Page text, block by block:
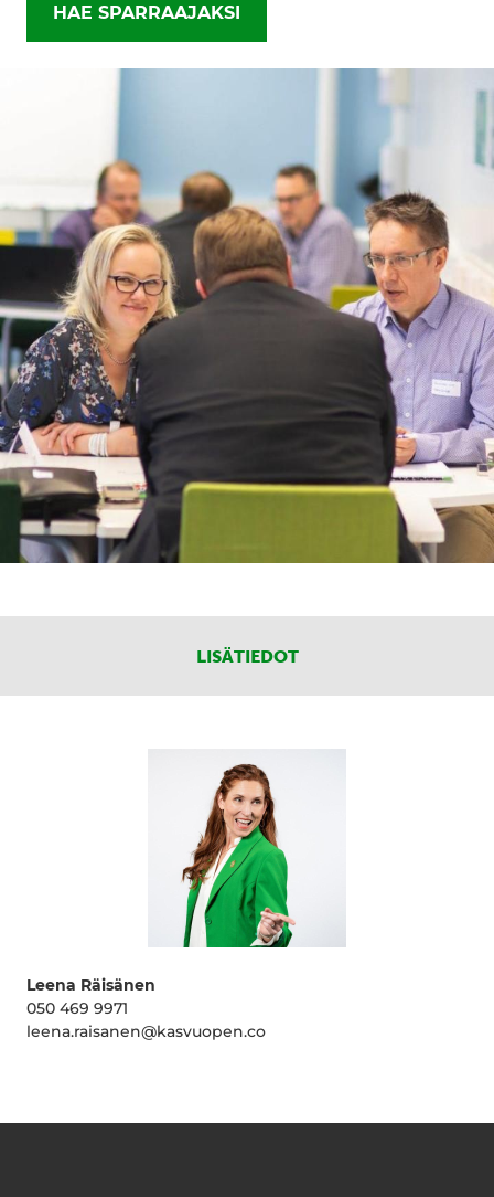
HAE SPARRAAJAKSI
LISÄTIEDOT
Leena Räisänen
050 469 9971
leena.raisanen@kasvuopen.co